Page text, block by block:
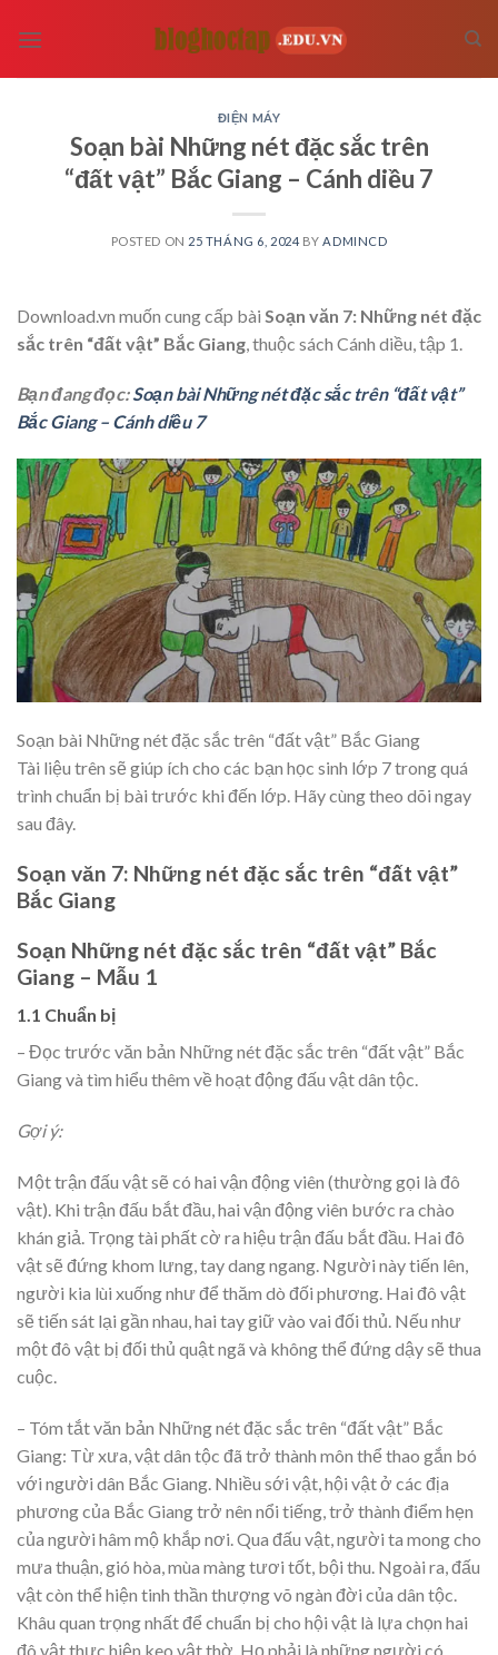
ĐIỆN MÁY
Soạn bài Những nét đặc sắc trên
“đất vật” Bắc Giang – Cánh diều 7
POSTED ON 25 THÁNG 6, 2024 BY ADMINCD
Download.vn muốn cung cấp bài Soạn văn 7: Những nét đặc
sắc trên “đất vật” Bắc Giang , thuộc sách Cánh diều, tập 1.
Bạn đang đọc:Soạn bài Những nét đặc sắc trên “đất vật”
Bắc Giang – Cánh diều 7
Soạn bài Những nét đặc sắc trên “đất vật” Bắc Giang
Tài liệu trên sẽ giúp ích cho các bạn học sinh lớp 7 trong quá
trình chuẩn bị bài trước khi đến lớp. Hãy cùng theo dõi ngay
sau đây.
Soạn văn 7: Những nét đặc sắc trên “đất vật”
Bắc Giang
Soạn Những nét đặc sắc trên “đất vật” Bắc
Giang – Mẫu 1
1.1 Chuẩn bị
– Đọc trước văn bản Những nét đặc sắc trên “đất vật” Bắc
Giang và tìm hiểu thêm về hoạt động đấu vật dân tộc.
Gợi ý:
Một trận đấu vật sẽ có hai vận động viên (thường gọi là đô
vật). Khi trận đấu bắt đầu, hai vận động viên bước ra chào
khán giả. Trọng tài phất cờ ra hiệu trận đấu bắt đầu. Hai đô
vật sẽ đứng khom lưng, tay dang ngang. Người này tiến lên,
người kia lùi xuống như để thăm dò đối phương. Hai đô vật
sẽ tiến sát lại gần nhau, hai tay giữ vào vai đối thủ. Nếu như
một đô vật bị đối thủ quật ngã và không thể đứng dậy sẽ thua
cuộc.
– Tóm tắt văn bản Những nét đặc sắc trên “đất vật” Bắc
Giang: Từ xưa, vật dân tộc đã trở thành môn thể thao gắn bó
với người dân Bắc Giang. Nhiều sới vật, hội vật ở các địa
phương của Bắc Giang trở nên nổi tiếng, trở thành điểm hẹn
của người hâm mộ khắp nơi. Qua đấu vật, người ta mong cho
mưa thuận, gió hòa, mùa màng tươi tốt, bội thu. Ngoài ra, đấu
vật còn thể hiện tinh thần thượng võ ngàn đời của dân tộc.
Khâu quan trọng nhất để chuẩn bị cho hội vật là lựa chọn hai
đô vật thực hiện keo vật thờ. Họ phải là những người có